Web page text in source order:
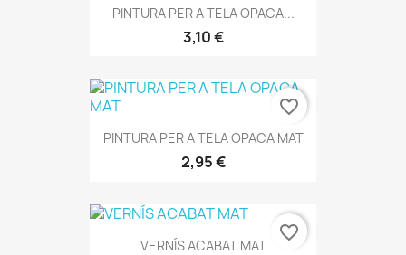
PINTURA PER A TELA OPACA...
3,10 €
PINTURA PER A TELA OPACA MAT
2,95 €
favorite_border
VERNÍS ACABAT MAT
favorite_border